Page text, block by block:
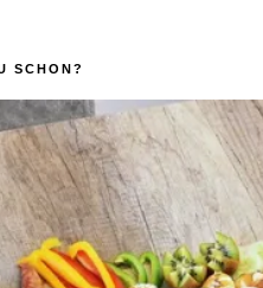
SCHON?